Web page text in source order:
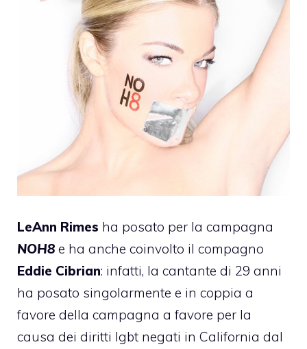
LeAnn Rimes ha posato per la campagna
NOH8 e ha anche coinvolto il compagno
Eddie Cibrian: infatti, la cantante di 29 anni
ha posato singolarmente e in coppia a
favore della campagna a favore per la
causa dei diritti lgbt negati in California dal